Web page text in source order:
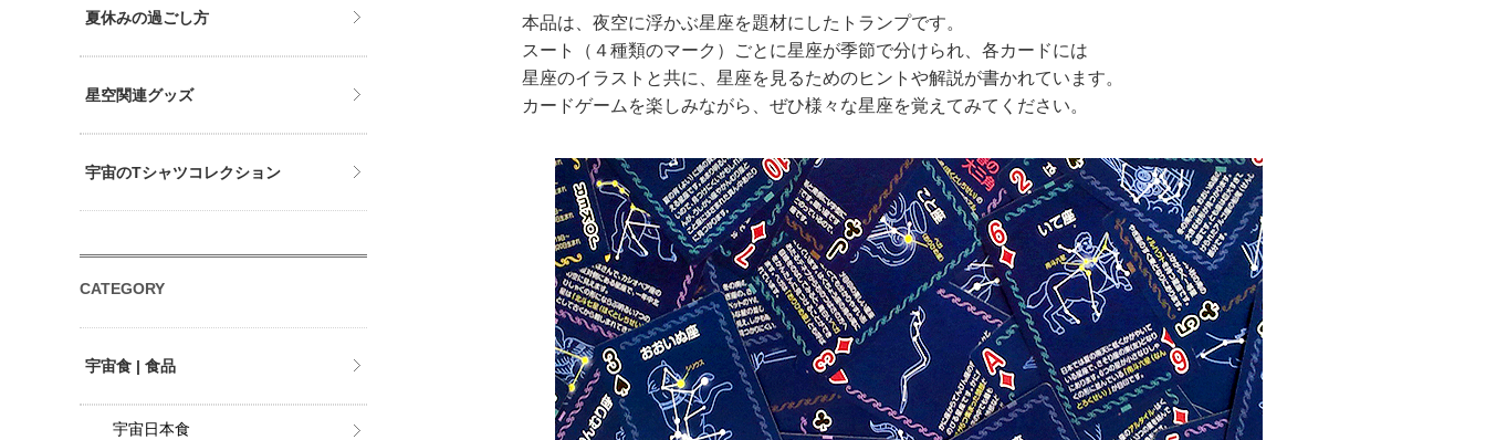
本品は、夜空に浮かぶ星座を題材にしたトランプです。
スート（４種類のマーク）ごとに星座が季節で分けられ、各カードには
星座のイラストと共に、星座を見るためのヒントや解説が書かれています。
カードゲームを楽しみながら、ぜひ様々な星座を覚えてみてください。
夏休みの過ごし方
星空関連グッズ
宇宙のTシャツコレクション
CATEGORY
宇宙食 | 食品
宇宙日本食